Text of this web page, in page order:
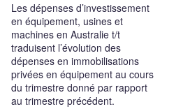
Les dépenses d’investissement
en équipement, usines et
machines en Australie t/t
traduisent l’évolution des
dépenses en immobilisations
privées en équipement au cours
du trimestre donné par rapport
au trimestre précédent.